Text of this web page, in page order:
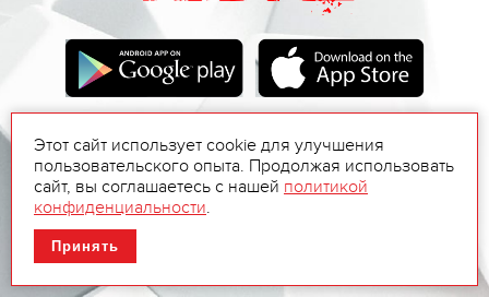
Этот сайт использует cookie для улучшения
пользовательского опыта. Продолжая использовать
сайт, вы соглашаетесь с нашей политикой
конфиденциальности.
Принять